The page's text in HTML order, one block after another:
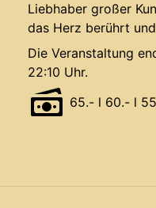
Liebhaber großer
das Herz berührt
Die Veranstaltung
22:10 Uhr.
65.- l 60.- l